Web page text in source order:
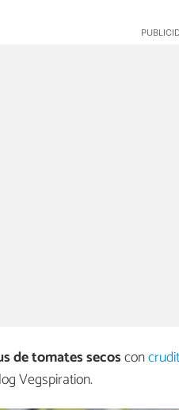
de tomates secoscon
Vegspiration.